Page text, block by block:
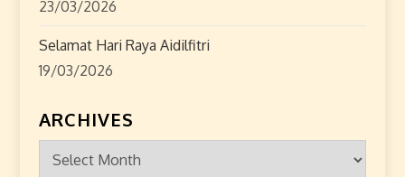
23/03/2026
Selamat Hari Raya Aidilfitri
19/03/2026
ARCHIVES
Archives